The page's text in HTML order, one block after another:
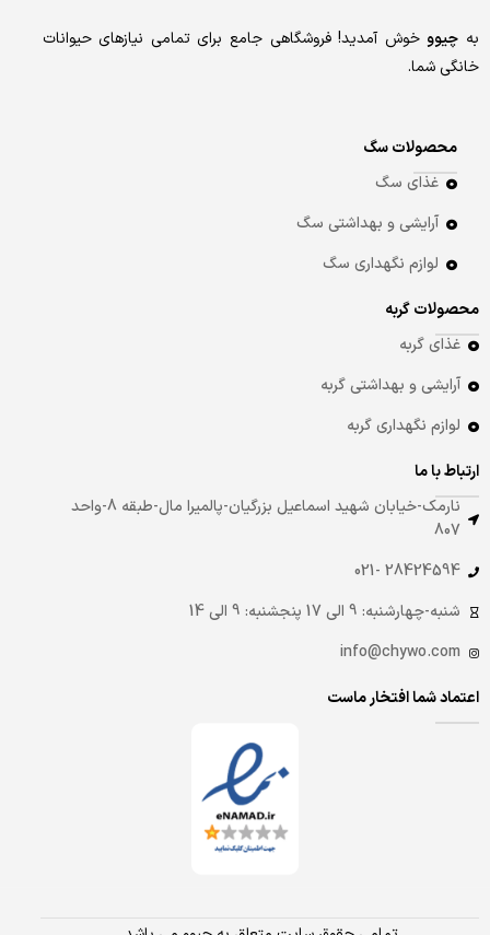
به چیوو خوش آمدید! فروشگاهی جامع برای تمامی نیازهای حیوانات
خانگی شما.
محصولات سگ
غذای سگ
آرایشی و بهداشتی سگ
لوازم نگهداری سگ
محصولات گربه
غذای گربه
آرایشی و بهداشتی گربه
لوازم نگهداری گربه
ارتباط با ما
نارمک-خیابان شهید اسماعیل بزرگیان-پالمیرا مال-طبقه 8-واحد
807
28424594 -021
شنبه-چهارشنبه: 9 الی 17 پنجشنبه: 9 الی 14
info@chywo.com
اعتماد شما افتخار ماست